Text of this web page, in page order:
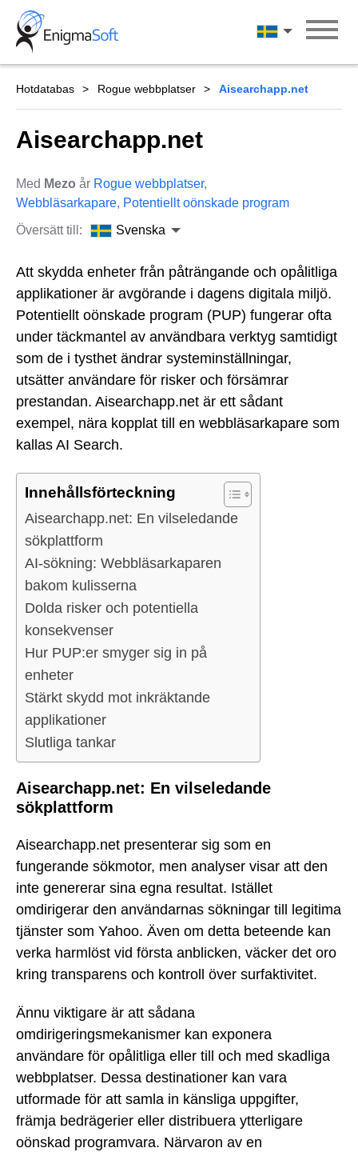
Skip
content
Svenska
Hotdatabas Rogue webbplatser Aisearchapp.net
Aisearchapp.net
Med Mezo år Rogue webbplatser,
Webbläsarkapare, Potentiellt oönskade program
Översätt till:
Svenska
Att skydda enheter från påträngande och opålitliga
applikationer är avgörande i dagens digitala miljö.
Potentiellt oönskade program (PUP) fungerar ofta
under täckmantel av användbara verktyg samtidigt
som de i tysthet ändrar systeminställningar,
utsätter användare för risker och försämrar
prestandan. Aisearchapp.net är ett sådant
exempel, nära kopplat till en webbläsarkapare som
kallas AI Search.
Innehållsförteckning
Aisearchapp.net: En vilseledande
sökplattform
AI-sökning: Webbläsarkaparen
bakom kulisserna
Dolda risker och potentiella
konsekvenser
Hur PUP:er smyger sig in på
enheter
Stärkt skydd mot inkräktande
applikationer
Slutliga tankar
Aisearchapp.net: En vilseledande
sökplattform
Aisearchapp.net presenterar sig som en
fungerande sökmotor, men analyser visar att den
inte genererar sina egna resultat. Istället
omdirigerar den användarnas sökningar till legitima
tjänster som Yahoo. Även om detta beteende kan
verka harmlöst vid första anblicken, väcker det oro
kring transparens och kontroll över surfaktivitet.
Ännu viktigare är att sådana
omdirigeringsmekanismer kan exponera
användare för opålitliga eller till och med skadliga
webbplatser. Dessa destinationer kan vara
utformade för att samla in känsliga uppgifter,
främja bedrägerier eller distribuera ytterligare
oönskad programvara. Närvaron av en